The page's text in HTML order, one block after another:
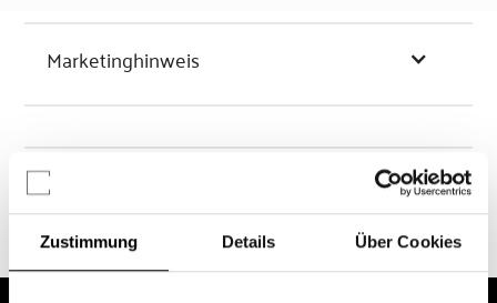
Zustimmung Details Über Cookies
Marketinghinweis
Chancen & Risiken